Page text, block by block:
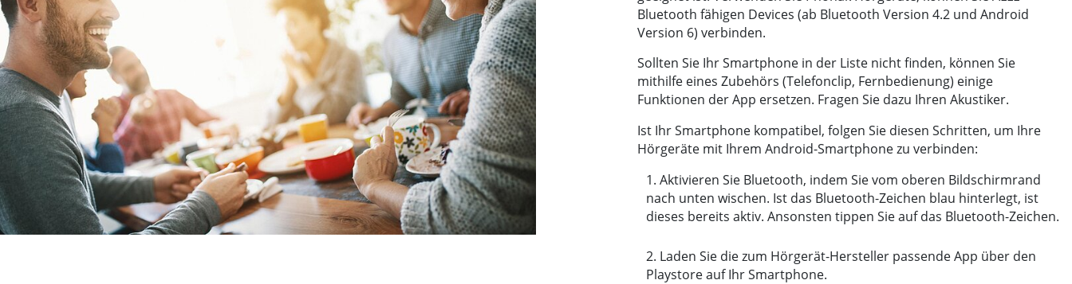
Bluetooth fähigen Devices (ab Bluetooth Version 4.2 und Android
Version 6) verbinden.
Sollten Sie Ihr Smartphone in der Liste nicht finden, können Sie
mithilfe eines Zubehörs (Telefonclip, Fernbedienung) einige
Funktionen der App ersetzen. Fragen Sie dazu Ihren Akustiker.
Ist Ihr Smartphone kompatibel, folgen Sie diesen Schritten, um Ihre
Hörgeräte mit Ihrem Android-Smartphone zu verbinden:
Aktivieren Sie Bluetooth, indem Sie vom oberen Bildschirmrand
nach unten wischen. Ist das Bluetooth-Zeichen blau hinterlegt, ist
dieses bereits aktiv. Ansonsten tippen Sie auf das Bluetooth-Zeichen.
Laden Sie die zum Hörgerät-Hersteller passende App über den
Playstore auf Ihr Smartphone.